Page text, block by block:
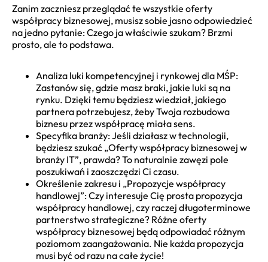
Zanim zaczniesz przeglądać te wszystkie oferty
współpracy biznesowej, musisz sobie jasno odpowiedzieć
na jedno pytanie: Czego ja właściwie szukam? Brzmi
prosto, ale to podstawa.
Analiza luki kompetencyjnej i rynkowej dla MŚP:
Zastanów się, gdzie masz braki, jakie luki są na
rynku. Dzięki temu będziesz wiedział, jakiego
partnera potrzebujesz, żeby Twoja rozbudowa
biznesu przez współpracę miała sens.
Specyfika branży: Jeśli działasz w technologii,
będziesz szukać „Oferty współpracy biznesowej w
branży IT”, prawda? To naturalnie zawęzi pole
poszukiwań i zaoszczędzi Ci czasu.
Określenie zakresu i „Propozycje współpracy
handlowej”: Czy interesuje Cię prosta propozycja
współpracy handlowej, czy raczej długoterminowe
partnerstwo strategiczne? Różne oferty
współpracy biznesowej będą odpowiadać różnym
poziomom zaangażowania. Nie każda propozycja
musi być od razu na całe życie!